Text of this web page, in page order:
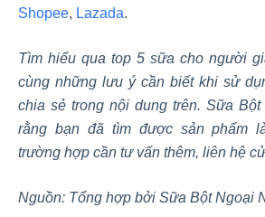
Shopee, Lazada.
Tìm hiểu qua top 5 sữa cho người
cùng những lưu ý cần biết khi sử
chia sẻ trong nội dung trên. Sữa
rằng bạn đã tìm được sản phẩm
trường hợp cần tư vấn thêm, liên hệ
Nguồn: Tổng hợp bởi Sữa Bột Ngoại